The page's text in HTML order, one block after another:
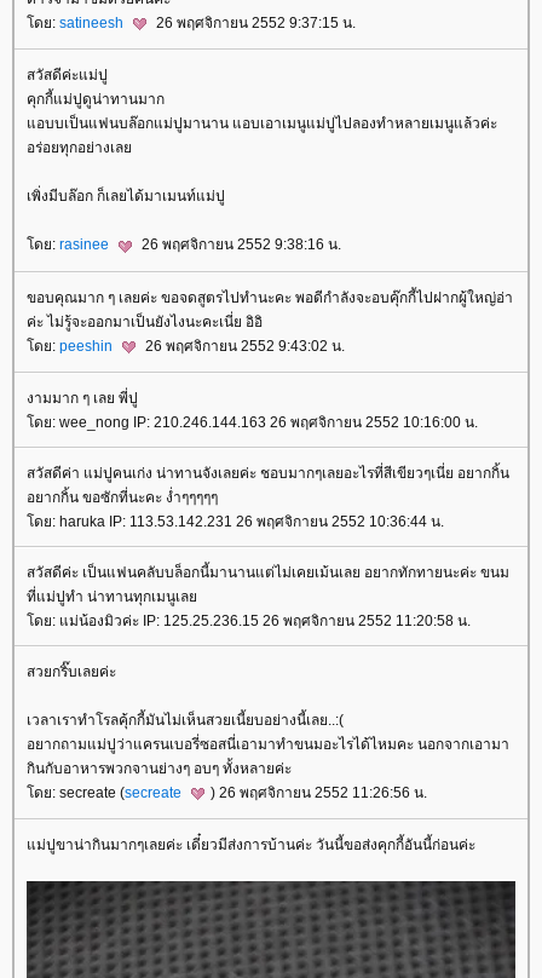
ดย: satineesh 26 พฤศจิกายน 2552 9:37:15 น.
สวัสดีค่ะแม่ปู
คุกกี้แม่ปูดูน่าทานมาก
อบบเป็นแฟนบล๊อกแม่ปูมานาน แอบเอาเมนูแม่ปูไปลองทำหลายเมนูแล้วค่ะ
อร่อยทุกอย่างเล
เพิ่งมีบล๊อก ก็เลยได้มาเมนท์แม่ปู
ดย: rasinee 26 พฤศจิกายน 2552 9:38:16 น.
ขอบคุณมาก ๆ เลยค่ะ ขอจดสูตรไปทำนะคะ พอดีกำลังจะอบคุ๊กกี้ไปฝากผู้ใหญ่อ่า
ค่ะ ไม่รู้จะออกมาเป็นยังไงนะคะเนี่ย อิอิ
ดย: peeshin 26 พฤศจิกายน 2552 9:43:02 น.
งามมาก ๆ เลย พี่ปู
ดย: wee_nong IP: 210.246.144.163 26 พฤศจิกายน 2552 10:16:00 น.
สวัสดีค่า แม่ปูคนเก่ง น่าทานจังเลยค่ะ ชอบมากๆเลยอะไรที่สีเขียวๆเนี่ย อยากกิ้น
อยากกิ้น ขอซักที่นะคะ ง่ำๆๆๆๆๆ
ดย: haruka IP: 113.53.142.231 26 พฤศจิกายน 2552 10:36:44 น.
สวัสดีค่ะ เป็นแฟนคลับบล็อกนี้มานานแต่ไม่เคยเม้นเลย อยากทักทายนะค่ะ ขนม
ที่แม่ปูทำ น่าทานทุกเมนูเล
ดย: แม่น้องมิวค่ะ IP: 125.25.236.15 26 พฤศจิกายน 2552 11:20:58 น.
สวยกริ๊บเลยค่ะ
เวลาเราทำโรลคุ้กกี้มันไม่เห็นสวยเนี้ยบอย่างนี้เลย..:(
อยากถามแม่ปูว่าแครนเบอรี่ซอสนี่เอามาทำขนมอะไรได้ไหมคะ นอกจากเอามา
กินกับอาหารพวกจานย่างๆ อบๆ ทั้งหลายค่ะ
ดย: secreate (secreate ) 26 พฤศจิกายน 2552 11:26:56 น.
ม่ปูขาน่ากินมากๆเลยค่ะ เดี๋ยวมีส่งการบ้านค่ะ วันนี้ขอส่งคุกกี้อันนี้ก่อนค่ะ